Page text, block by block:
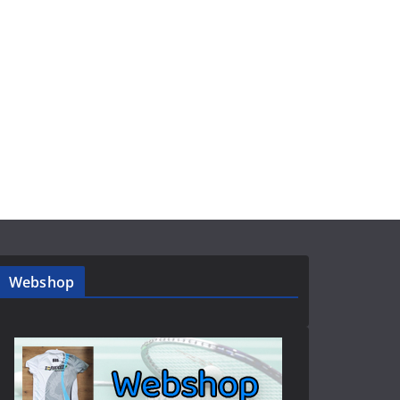
Webshop